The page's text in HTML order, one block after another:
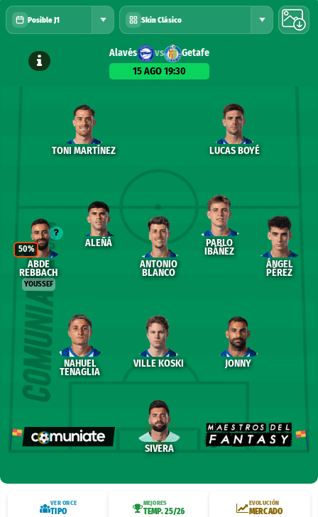
Posible J1 Skin Clásico
Alavés vs
Getafe
15 AGO19:30
TONI MARTÍNEZ LUCAS BOYÉ
50%
ABDE
REBBACH
YOUSSEF
ALEÑÁ
ANTONIO
BLANCO
PABLO
IBÁÑEZ
ÁNGEL
PÉREZ
NAHUEL
TENAGLIA
VILLE KOSKI JONNY
SIVERA
VER ONCE
TIPO
MEJORES
TEMP. 25/26
EVOLUCIÓN
MERCADO